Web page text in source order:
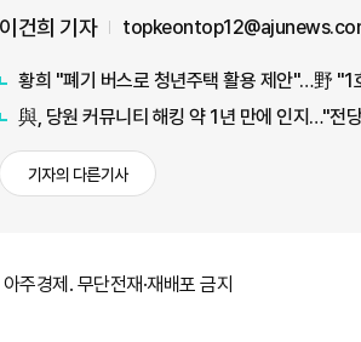
이건희 기자
황희 "폐기 버스로 청년주택 활용 제안"…野 "1
與, 당원 커뮤니티 해킹 약 1년 만에 인지…"전
기자의 다른기사
주경제. 무단전재·재배포 금지